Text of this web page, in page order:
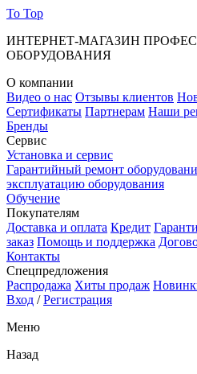
To Top
ИНТЕРНЕТ-МАГАЗИН
ОБОРУДОВАНИЯ
О компании
Видео о нас Отзывы клиентов
Сертификаты Партнерам Наши
Бренды
Сервис
Установка и сервис
Гарантийный ремонт
эксплуатацию оборудования
Обучение
Покупателям
Доставка и оплата Кредит
заказ Помощь и поддержка
Контакты
Спецпредложения
Распродажа Хиты продаж
Вход /Регистрация
Меню
Назад